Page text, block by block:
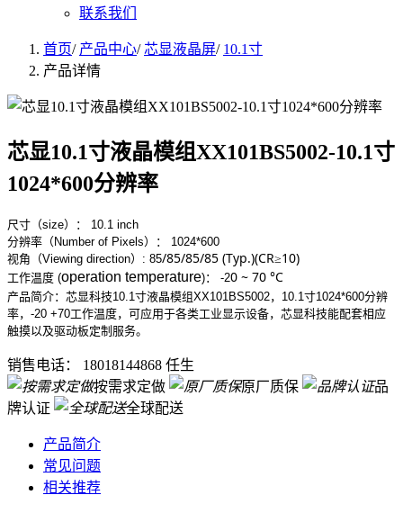
联系我们
首页/ 产品中心/ 芯显液晶屏/ 10.1寸
产品详情
芯显10.1寸液晶模组XX101BS5002-10.1寸
1024*600分辨率
尺寸（size）： 10.1 inch
分辨率（Number of Pixels）： 1024*600
视角（Viewing direction）: 85/85/85/85 (Typ.)(CR≥10)
工作温度 (operation temperature)： -20 ~ 70 °C
产品简介：芯显科技10.1寸液晶模组XX101BS5002，10.1寸1024*600分辨
率，-20 +70工作温度，可应用于各类工业显示设备，芯显科技能配套相应
触摸以及驱动板定制服务。
销售电话： 18018144868 任生
按需求定做
原厂质保
品
牌认证
全球配送
产品简介
常见问题
相关推荐